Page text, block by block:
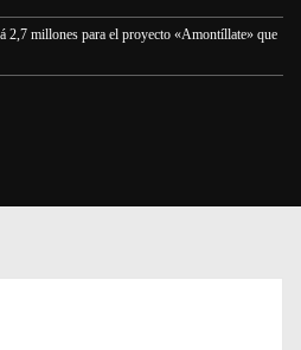
2,7 millones para el proyecto «Amontíllate» que